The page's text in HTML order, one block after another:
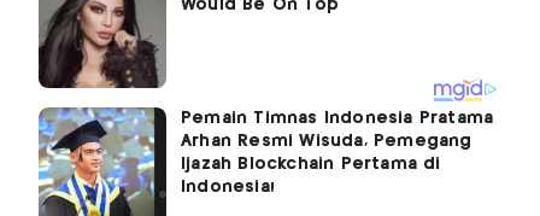
Pemain Timnas Indonesia Pratama
Arhan Resmi Wisuda, Pemegang
Ijazah Blockchain Pertama di
Indonesia!